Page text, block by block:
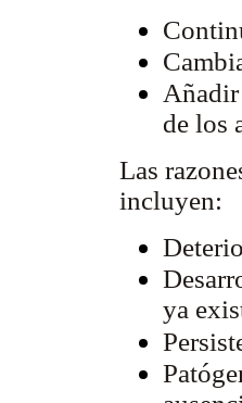
Añadir
de los
Las
incluyen:
ya